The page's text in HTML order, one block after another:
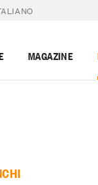
MAGAZINE